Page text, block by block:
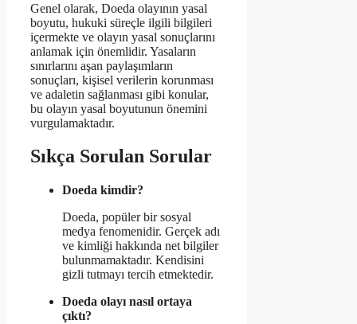
Genel olarak, Doeda olayının yasal
boyutu, hukuki süreçle ilgili bilgileri
içermekte ve olayın yasal sonuçlarını
anlamak için önemlidir. Yasaların
sınırlarını aşan paylaşımların
sonuçları, kişisel verilerin korunması
ve adaletin sağlanması gibi konular,
bu olayın yasal boyutunun önemini
vurgulamaktadır.
Sıkça Sorulan Sorular
Doeda kimdir?
Doeda, popüler bir sosyal
medya fenomenidir. Gerçek adı
ve kimliği hakkında net bilgiler
bulunmamaktadır. Kendisini
gizli tutmayı tercih etmektedir.
Doeda olayı nasıl ortaya
çıktı?